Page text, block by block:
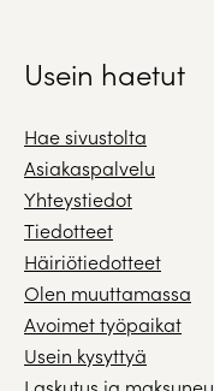
Usein haetut
Hae sivustolta
Asiakaspalvelu
Yhteystiedot
Tiedotteet
Häiriötiedotteet
Olen muuttamassa
Avoimet työpaikat
Usein kysyttyä